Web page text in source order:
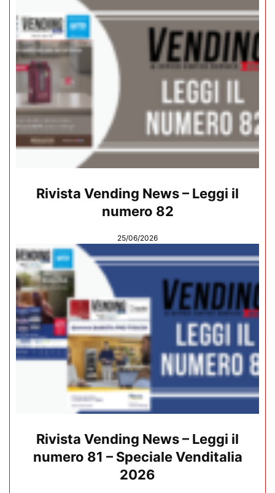
Rivista Vending News – Leggi il
numero 82
25/06/2026
Rivista Vending News – Leggi il
numero 81 – Speciale Venditalia
2026